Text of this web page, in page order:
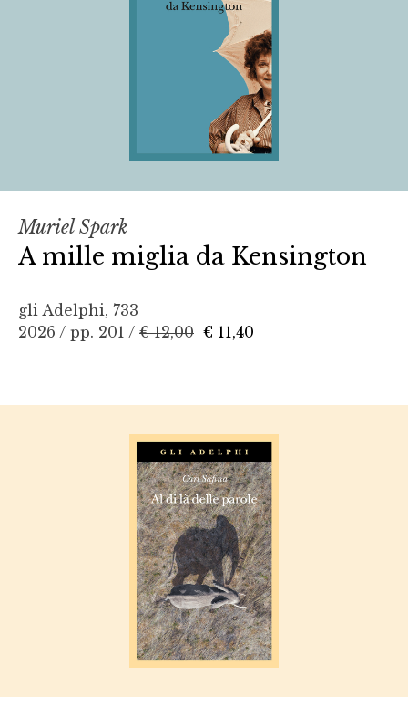
Muriel Spark
A mille miglia da Kensington
gli Adelphi, 733
2026 / pp. 201 / € 12,00 € 11,40